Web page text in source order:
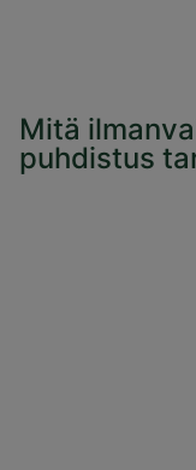
Mitä
puhdistus